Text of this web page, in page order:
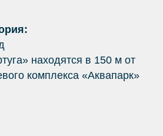
находятся в 150 м от
комплекса «Аквапарк»